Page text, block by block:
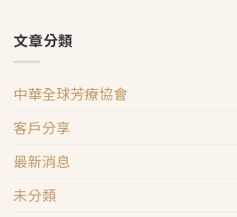
文章分類
中華全球芳療協會
客戶分享
最新消息
未分類